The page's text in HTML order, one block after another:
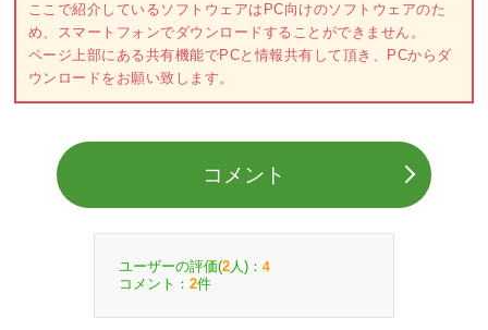
ここで紹介しているソフトウェアはPC向けのソフトウェアのた
め、スマートフォンでダウンロードすることができません。
ページ上部にある共有機能でPCと情報共有して頂き、PCからダ
ウンロードをお願い致します。
コメント
ユーザーの評価(2 人)： 4
コメント： 2件